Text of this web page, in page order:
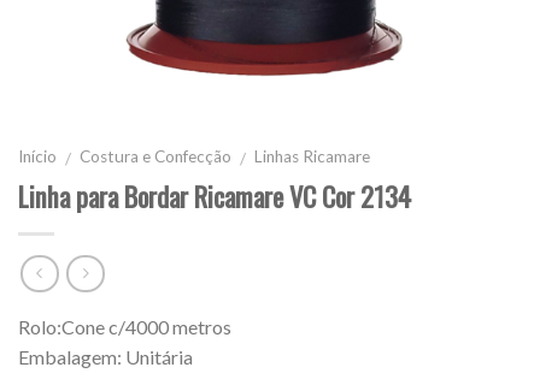
Início / Costura e Confecção / Linhas Ricamare
Linha para Bordar Ricamare VC Cor 2134
Rolo:Cone c/4000 metros
Embalagem: Unitária